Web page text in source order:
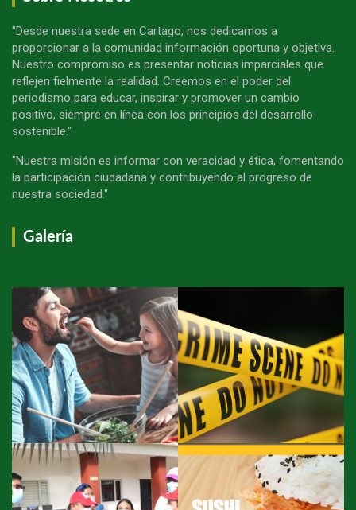
"Desde nuestra sede en Cartago, nos dedicamos a
proporcionar a la comunidad información oportuna y objetiva.
Nuestro compromiso es presentar noticias imparciales que
reflejen fielmente la realidad. Creemos en el poder del
periodismo para educar, inspirar y promover un cambio
positivo, siempre en línea con los principios del desarrollo
sostenible."
"Nuestra misión es informar con veracidad y ética, fomentando
la participación ciudadana y contribuyendo al progreso de
nuestra sociedad."
Galería